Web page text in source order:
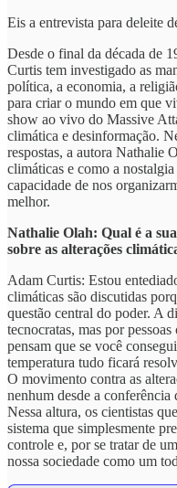
Eis a entrevista para deleite
Desde o final da década de
Curtis tem investigado as
política, a economia, a
para criar o mundo em que
show ao vivo do Massive
climática e desinformação.
respostas, a autora Nathalie
climáticas e como a nostalgia
capacidade de nos
melhor.
Nathalie Olah: Qual é a
sobre as alterações
Adam Curtis: Estou
climáticas são discutidas
questão central do poder. A
tecnocratas, mas por
pensam que se você
temperatura tudo ficará
O movimento contra as
nenhum desde a
Nessa altura, os cientistas
sistema que simplesmente
controle e, por se tratar de
nossa sociedade como um